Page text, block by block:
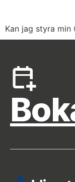
Kan jag styra min